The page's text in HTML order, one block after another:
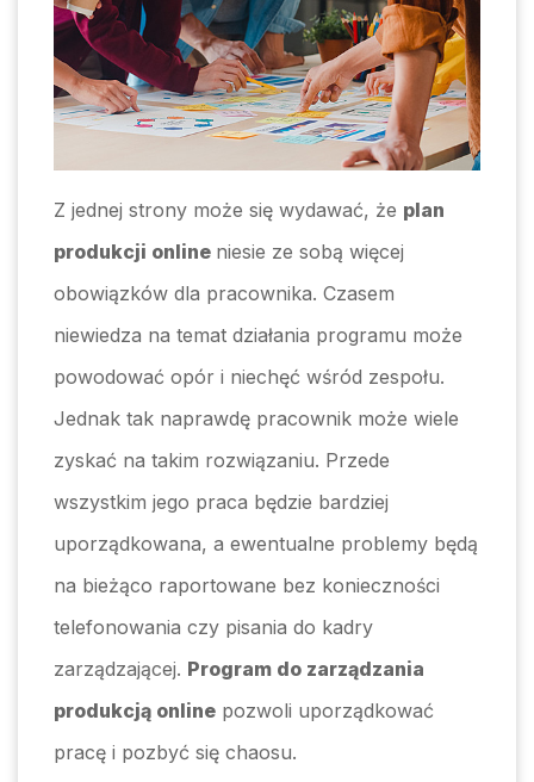
Z jednej strony może się wydawać, że plan
produkcji online niesie ze sobą więcej
obowiązków dla pracownika. Czasem
niewiedza na temat działania programu może
powodować opór i niechęć wśród zespołu.
Jednak tak naprawdę pracownik może wiele
zyskać na takim rozwiązaniu. Przede
wszystkim jego praca będzie bardziej
uporządkowana, a ewentualne problemy będą
na bieżąco raportowane bez konieczności
telefonowania czy pisania do kadry
zarządzającej. Program do zarządzania
produkcją online pozwoli uporządkować
pracę i pozbyć się chaosu.